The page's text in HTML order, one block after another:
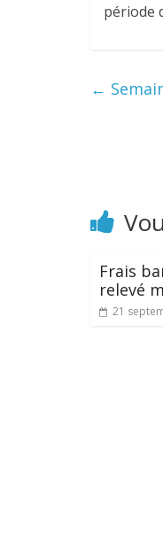
période
←
Frais
relevé
21